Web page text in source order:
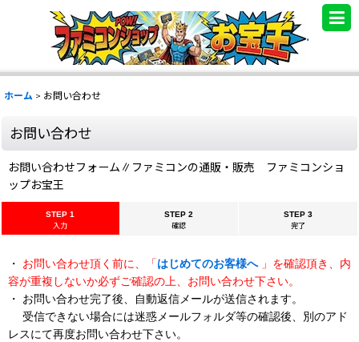
.
ホーム > お問い合わせ
お問い合わせ
お問い合わせフォーム∥ファミコンの通販・販売 ファミコンショ
ップお宝王
STEP 1
入力
STEP 2
確認
STEP 3
完了
・ お問い合わせ頂く前に、「はじめてのお客様へ 」を確認頂き、内
容が重複しないか必ずご確認の上、お問い合わせ下さい。
・ お問い合わせ完了後、自動返信メールが送信されます。
受信できない場合には迷惑メールフォルダ等の確認後、別のアド
レスにて再度お問い合わせ下さい。